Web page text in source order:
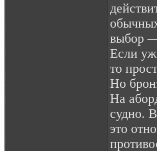
выбор
Если уж
то
Но
На
судно.
это